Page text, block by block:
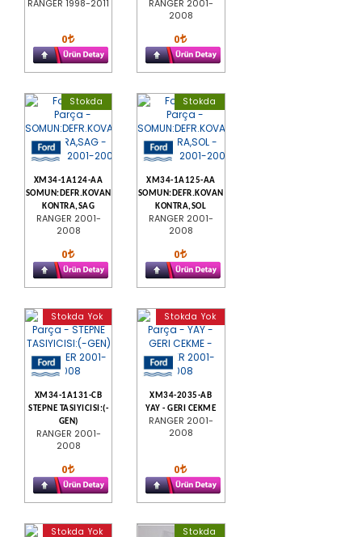
RANGER 1998-2011
0
RANGER 2001-
2008
0
Stokda
XM34-1A124-AA
SOMUN:DEFR.KOVAN
KONTRA,SAG
RANGER 2001-
2008
0
Stokda
XM34-1A125-AA
SOMUN:DEFR.KOVAN
KONTRA,SOL
RANGER 2001-
2008
0
Stokda Yok
XM34-1A131-CB
STEPNE TASIYICISI:(-
GEN)
RANGER 2001-
2008
0
Stokda Yok
XM34-2035-AB
YAY - GERI CEKME
RANGER 2001-
2008
0
Stokda Yok Stokda